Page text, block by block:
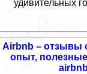
удивительных
Airbnb – отзывы
опыт,